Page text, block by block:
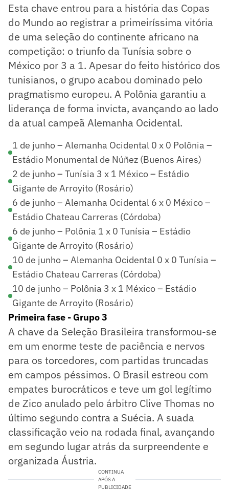
Esta chave entrou para a história das Copas
do Mundo ao registrar a primeiríssima vitória
de uma seleção do continente africano na
competição: o triunfo da Tunísia sobre o
México por 3 a 1. Apesar do feito histórico dos
tunisianos, o grupo acabou dominado pelo
pragmatismo europeu. A Polônia garantiu a
liderança de forma invicta, avançando ao lado
da atual campeã Alemanha Ocidental.
1 de junho – Alemanha Ocidental 0 x 0 Polônia –
Estádio Monumental de Núñez (Buenos Aires)
2 de junho – Tunísia 3 x 1 México – Estádio
Gigante de Arroyito (Rosário)
6 de junho – Alemanha Ocidental 6 x 0 México –
Estádio Chateau Carreras (Córdoba)
6 de junho – Polônia 1 x 0 Tunísia – Estádio
Gigante de Arroyito (Rosário)
10 de junho – Alemanha Ocidental 0 x 0 Tunísia –
Estádio Chateau Carreras (Córdoba)
10 de junho – Polônia 3 x 1 México – Estádio
Gigante de Arroyito (Rosário)
Primeira fase - Grupo 3
A chave da Seleção Brasileira transformou-se
em um enorme teste de paciência e nervos
para os torcedores, com partidas truncadas
em campos péssimos. O Brasil estreou com
empates burocráticos e teve um gol legítimo
de Zico anulado pelo árbitro Clive Thomas no
último segundo contra a Suécia. A suada
classificação veio na rodada final, avançando
em segundo lugar atrás da surpreendente e
organizada Áustria.
CONTINUA
APÓS A
PUBLICIDADE